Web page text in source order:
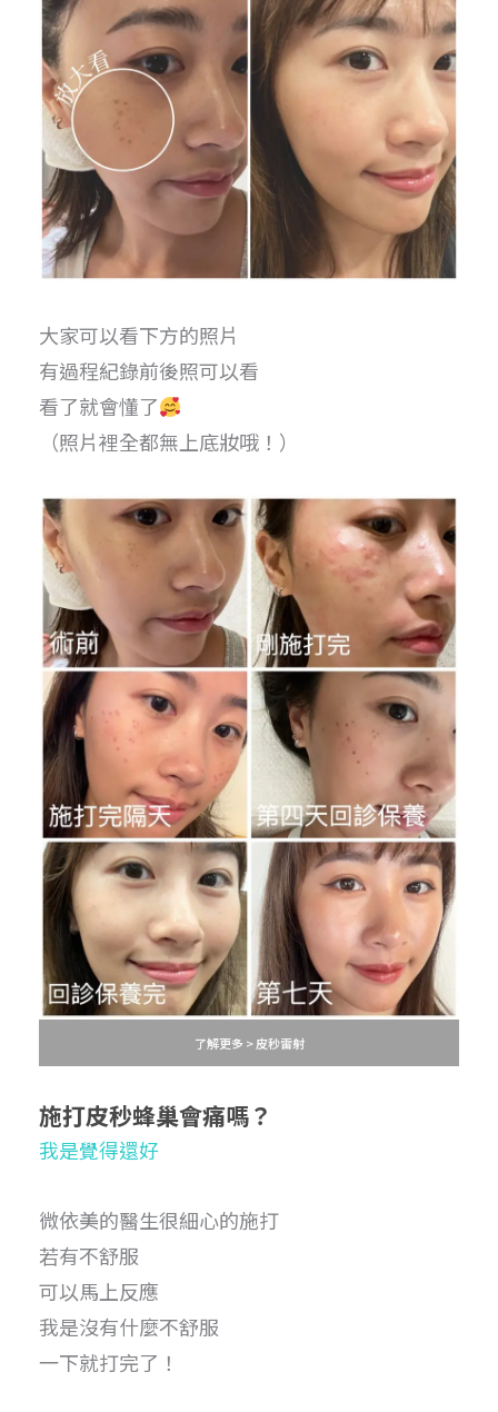
大家可以看下方的照片
有過程紀錄前後照可以看
看了就會懂了
（照片裡全都無上底妝哦！）
了解更多 > 皮秒雷射
施打皮秒蜂巢會痛嗎？
我是覺得還好
微依美的醫生很細心的施打
若有不舒服
可以馬上反應
我是沒有什麼不舒服
一下就打完了！